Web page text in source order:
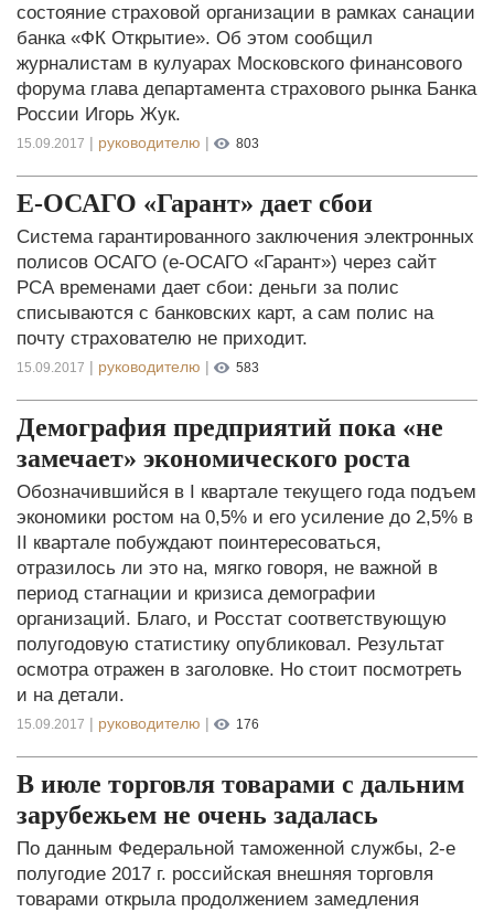
состояние страховой организации в рамках санации
банка «ФК Открытие». Об этом сообщил
журналистам в кулуарах Московского финансового
форума глава департамента страхового рынка Банка
России Игорь Жук.
15.09.2017 | руководителю | 803
Е-ОСАГО «Гарант» дает сбои
Система гарантированного заключения электронных
полисов ОСАГО (е-ОСАГО «Гарант») через сайт
РСА временами дает сбои: деньги за полис
списываются с банковских карт, а сам полис на
почту страхователю не приходит.
15.09.2017 | руководителю | 583
Демография предприятий пока «не
замечает» экономического роста
Обозначившийся в I квартале текущего года подъем
экономики ростом на 0,5% и его усиление до 2,5% в
II квартале побуждают поинтересоваться,
отразилось ли это на, мягко говоря, не важной в
период стагнации и кризиса демографии
организаций. Благо, и Росстат соответствующую
полугодовую статистику опубликовал. Результат
осмотра отражен в заголовке. Но стоит посмотреть
и на детали.
15.09.2017 | руководителю | 176
В июле торговля товарами с дальним
зарубежьем не очень задалась
По данным Федеральной таможенной службы, 2-е
полугодие 2017 г. российская внешняя торговля
товарами открыла продолжением замедления